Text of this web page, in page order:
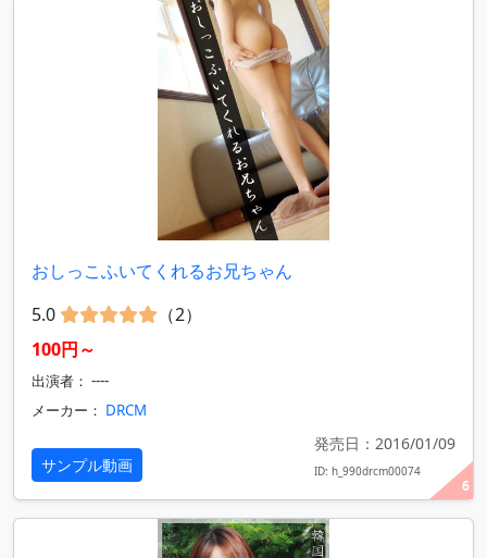
6
おしっこふいてくれるお兄ちゃん
5.0
（2）
100円～
出演者： ----
メーカー： DRCM
サンプル動画
発売日：2016/01/09
ID: h_990drcm00074